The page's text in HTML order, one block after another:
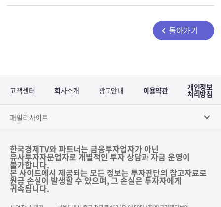
돌아가기
고객센터 회사소개 광고안내 이용약관 개인정보
처리방침
패밀리사이트
한국경제TV와 파트너는 금융투자업자가 아닌
유사투자자문업자로 개별적인 투자 상담과 자금 운영이
불가합니다.
본 사이트에서 제공되는 모든 정보는 투자판단의 참고자료로
원금 손실이 발생할 수 있으며, 그 손실은 투자자에게
귀속됩니다.